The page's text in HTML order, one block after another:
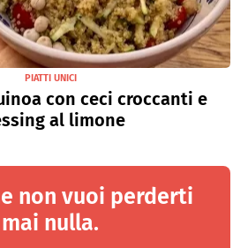
PIATTI UNICI
con ceci croccanti e
al limone
non vuoi perderti
mai nulla.